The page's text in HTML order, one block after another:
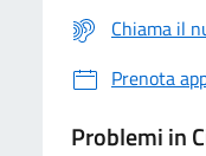
Chiama il
Prenota
Problemi in